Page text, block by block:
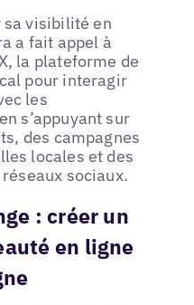
sa visibilité en
a fait appel à
la plateforme de
pour interagir
les
s’appuyant sur
des campagnes
locales et des
sociaux.
: créer un
en ligne